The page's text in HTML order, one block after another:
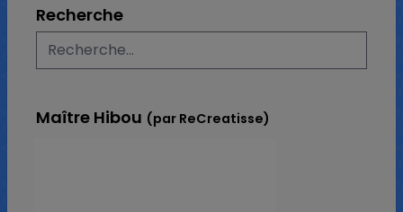
Recherche
Maître Hibou (par ReCreatisse)